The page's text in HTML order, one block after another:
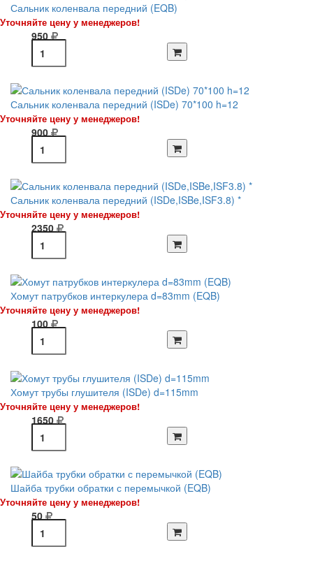
Сальник коленвала передний (EQB)
Уточняйте цену у менеджеров!
950
Сальник коленвала передний (ISDe) 70*100 h=12
Уточняйте цену у менеджеров!
900
Сальник коленвала передний (ISDe,ISBe,ISF3.8) *
Уточняйте цену у менеджеров!
2350
Хомут патрубков интеркулера d=83mm (EQB)
Уточняйте цену у менеджеров!
100
Хомут трубы глушителя (ISDe) d=115mm
Уточняйте цену у менеджеров!
1650
Шайба трубки обратки с перемычкой (EQB)
Уточняйте цену у менеджеров!
50